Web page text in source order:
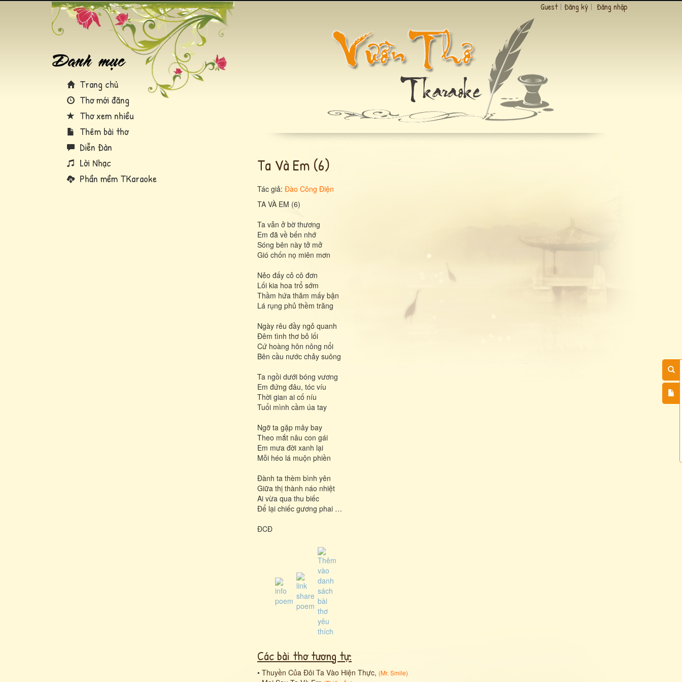
Trang chủ
Thơ mới đăng
Thơ xem nhiều
Thêm bài thơ
Diễn Đàn
Lời Nhạc
Phần mềm TKaraoke
Guest | Đăng ký | Đăng nhập
Ta Và Em (6)
Tác giả: Đào Công Điện
TA VÀ EM (6)
Ta vẫn ở bờ thương
Em đã về bến nhớ
Sóng bên này tở mở
Gió chốn nọ miên mơn
Nẻo đấy cỏ cô đơn
Lối kia hoa trổ sớm
Thầm hứa thăm mấy bận
Lá rụng phủ thềm trăng
Ngày rêu đầy ngỏ quanh
Đêm tình thơ bỏ lối
Cứ hoàng hôn nông nổi
Bên cầu nước chảy suông
Ta ngồi dưới bóng vương
Em đứng đâu, tóc víu
Thời gian ai cố níu
Tuổi mình cầm úa tay
Ngỡ ta gặp mây bay
Theo mắt nâu con gái
Em mưa đời xanh lại
Mỗi héo lá muộn phiền
Đành ta thèm bình yên
Giữa thị thành náo nhiệt
Ai vừa qua thu biếc
Để lại chiếc gương phai …
ĐCĐ
Các bài thơ tương tự:
• Thuyền Của Đôi Ta Vào Hiện Thực, (Mr. Smile)